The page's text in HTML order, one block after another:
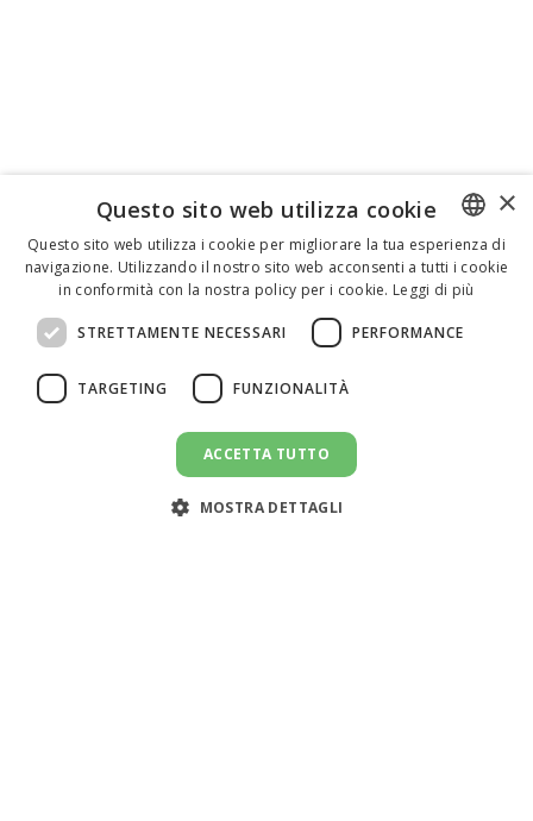
ENGLISH
×
Questo sito web utilizza cookie
Questo sito web utilizza i cookie per migliorare la tua esperienza di
navigazione. Utilizzando il nostro sito web acconsenti a tutti i cookie
in conformità con la nostra policy per i cookie. Leggi di più
STRETTAMENTE NECESSARI PERFORMANCE
TARGETING FUNZIONALITÀ
ACCETTA TUTTO
MOSTRA DETTAGLI